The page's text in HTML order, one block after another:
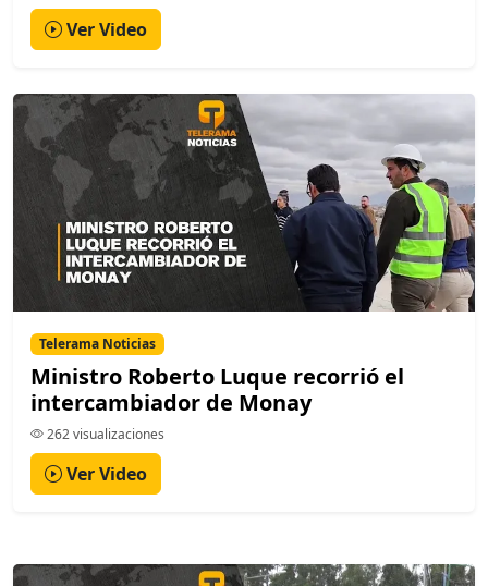
Ver Video
Telerama Noticias
Ministro Roberto Luque recorrió el
intercambiador de Monay
262 visualizaciones
Ver Video